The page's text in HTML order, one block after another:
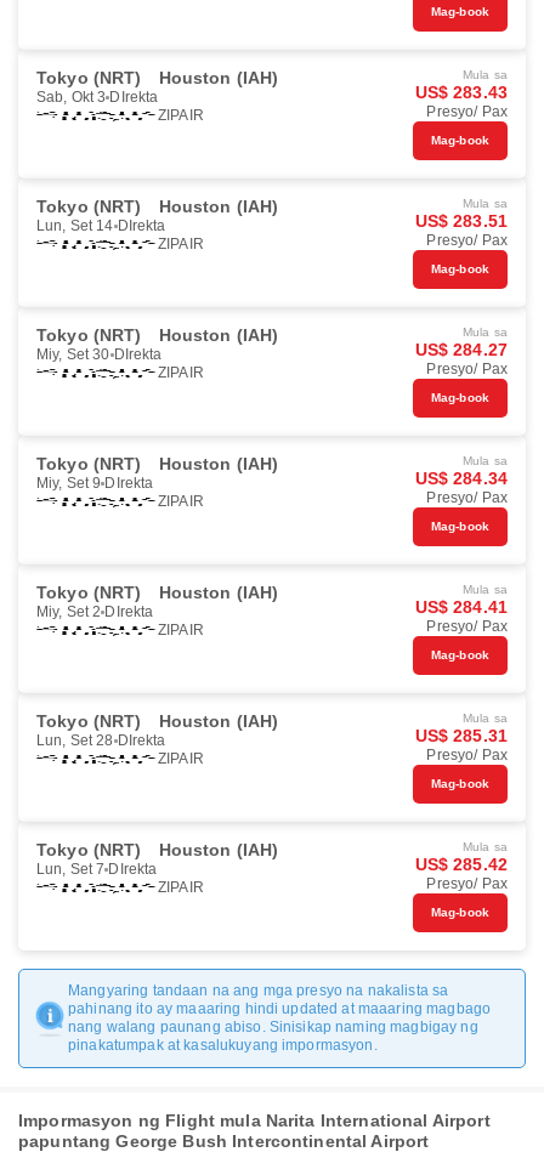
Mag-book
Tokyo (NRT) Houston (IAH)
Sab, Okt 3 DIrekta
ZIPAIR
Mula sa
US$ 283.43
Presyo/ Pax
Mag-book
Tokyo (NRT) Houston (IAH)
Lun, Set 14 DIrekta
ZIPAIR
Mula sa
US$ 283.51
Presyo/ Pax
Mag-book
Tokyo (NRT) Houston (IAH)
Miy, Set 30 DIrekta
ZIPAIR
Mula sa
US$ 284.27
Presyo/ Pax
Mag-book
Tokyo (NRT) Houston (IAH)
Miy, Set 9 DIrekta
ZIPAIR
Mula sa
US$ 284.34
Presyo/ Pax
Mag-book
Tokyo (NRT) Houston (IAH)
Miy, Set 2 DIrekta
ZIPAIR
Mula sa
US$ 284.41
Presyo/ Pax
Mag-book
Tokyo (NRT) Houston (IAH)
Lun, Set 28 DIrekta
ZIPAIR
Mula sa
US$ 285.31
Presyo/ Pax
Mag-book
Tokyo (NRT) Houston (IAH)
Lun, Set 7 DIrekta
ZIPAIR
Mula sa
US$ 285.42
Presyo/ Pax
Mag-book
Mangyaring tandaan na ang mga presyo na nakalista sa
pahinang ito ay maaaring hindi updated at maaaring magbago
nang walang paunang abiso. Sinisikap naming magbigay ng
pinakatumpak at kasalukuyang impormasyon.
Impormasyon ng Flight mula Narita International Airport
papuntang George Bush Intercontinental Airport